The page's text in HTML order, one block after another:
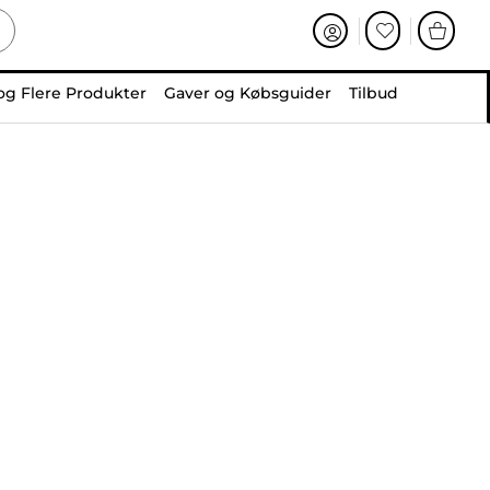
Flere Produkter Gaver og Købsguider Tilbud